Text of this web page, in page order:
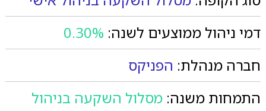
דמי ניהול ממוצעים לשנה: 0.30%
חברה מנהלת: הפניקס
התמחות משנה: מסלול השקעה בניהול